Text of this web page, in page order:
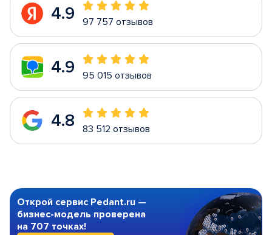
4.9 97 757 отзывов
4.9 95 015 отзывов
4.8 83 512 отзывов
Открой сервис Pedant.ru —
бизнес-модель проверена
на 707 точках!